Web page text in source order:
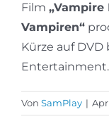
Film „Vampire
Vampiren“
Kürze auf DVD
Entertainment.
Von SamPlay |